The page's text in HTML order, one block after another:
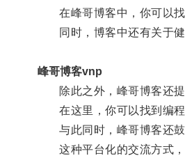
在峰哥博客中，你可以找
同时，博客中还有关于健
峰哥博客vnp
除此之外，峰哥博客还提
在这里，你可以找到编程
与此同时，峰哥博客还鼓
这种平台化的交流方式，